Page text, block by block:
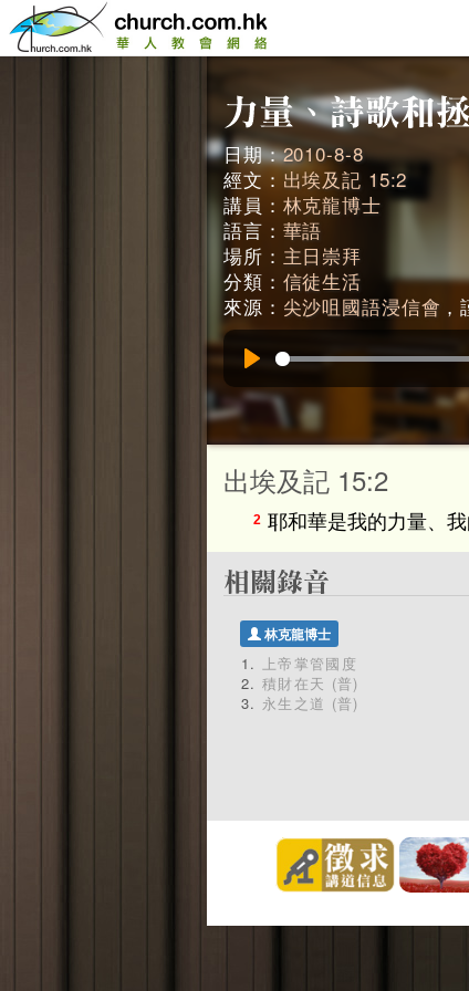
日期：2010-8-8
經文： 出埃及記 15:2
講員： 林克龍博士
語言： 華語
場所： 主日崇拜
分類： 信徒生活
來源： 尖沙咀國語浸信會
出埃及記 15:2
2 耶和華是我的力量、
林克龍博士
上帝掌管國度
積財在天 (普)
永生之道 (普)